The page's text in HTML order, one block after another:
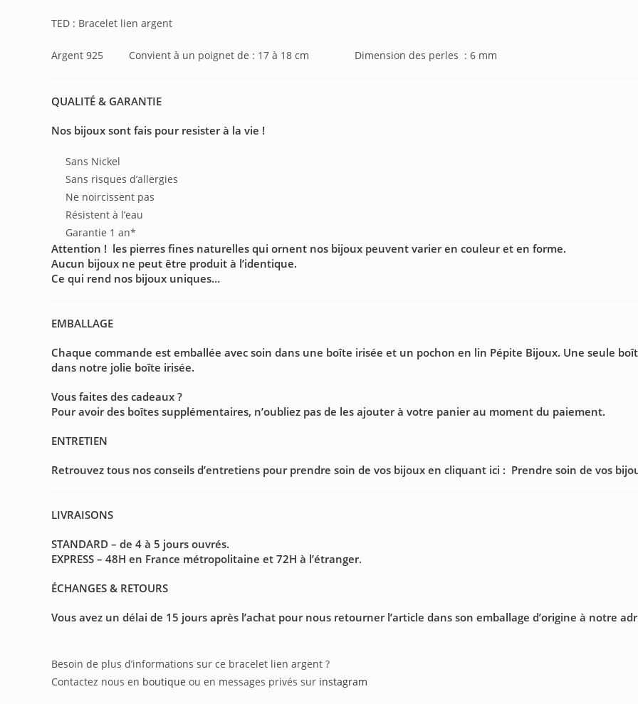
TED : Bracelet lien argent
Argent 925 Convient à un poignet de : 17 à 18 cm Dimension des perles : 6 mm
QUALITÉ & GARANTIE
Nos bijoux sont fais pour resister à la vie !
Sans Nickel
Sans risques d’allergies
Ne noircissent pas
Résistent à l’eau
Garantie 1 an*
Attention ! les pierres fines naturelles qui ornent nos bijoux peuvent varier en couleur et en forme.
Aucun bijoux ne peut être produit à l’identique.
Ce qui rend nos bijoux uniques…
EMBALLAGE
Chaque commande est emballée avec soin dans une boîte irisée et un pochon en lin Pépite Bijoux. Une seule
dans notre jolie boîte irisée.
Vous faites des cadeaux ?
Pour avoir des boîtes supplémentaires, n’oubliez pas de les ajouter à votre panier au moment du paiement.
ENTRETIEN
Retrouvez tous nos conseils d’entretiens pour prendre soin de vos bijoux en cliquant ici : Prendre soin de vos
LIVRAISONS
STANDARD – de 4 à 5 jours ouvrés.
EXPRESS – 48H en France métropolitaine et 72H à l’étranger.
ÉCHANGES & RETOURS
Vous avez un délai de 15 jours après l’achat pour nous retourner l’article dans son emballage d’origine à notre
Besoin de plus d’informations sur ce bracelet lien argent ?
Contactez nous en boutique ou en messages privés sur instagram